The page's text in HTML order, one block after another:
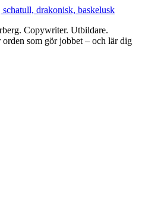
Copywriter. Utbildare.
som gör jobbet – och lär dig